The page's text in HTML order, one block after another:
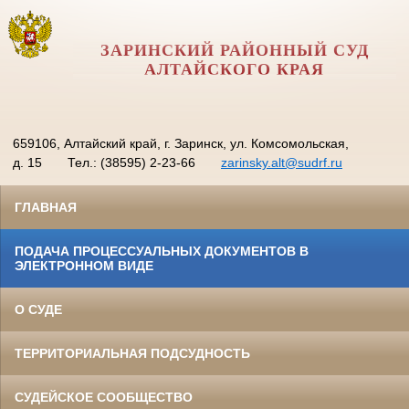
ЗАРИНСКИЙ РАЙОННЫЙ СУД
АЛТАЙСКОГО КРАЯ
659106, Алтайский край, г. Заринск, ул. Комсомольская,
д. 15
Тел.: (38595) 2-23-66 zarinsky.alt@sudrf.ru
ГЛАВНАЯ
ПОДАЧА ПРОЦЕССУАЛЬНЫХ ДОКУМЕНТОВ В
ЭЛЕКТРОННОМ ВИДЕ
О СУДЕ
ТЕРРИТОРИАЛЬНАЯ ПОДСУДНОСТЬ
СУДЕЙСКОЕ СООБЩЕСТВО